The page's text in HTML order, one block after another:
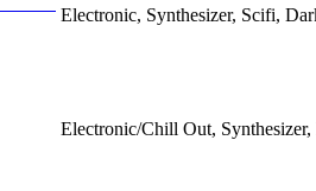
Electronic, Synthesizer, Scifi,
Electronic/Chill Out,